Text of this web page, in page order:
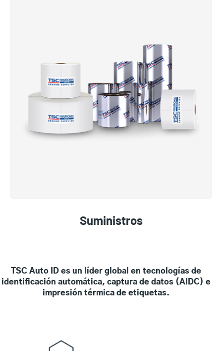
Suministros
TSC Auto ID es un líder global en tecnologías de
identificación automática, captura de datos (AIDC) e
impresión térmica de etiquetas.